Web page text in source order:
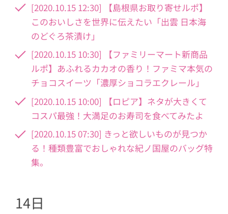
[2020.10.15 12:30] 【島根県お取り寄せルポ】
このおいしさを世界に伝えたい「出雲 日本海
のどぐろ茶漬け」
[2020.10.15 10:30] 【ファミリーマート新商品
ルポ】あふれるカカオの香り！ファミマ本気の
チョコスイーツ「濃厚ショコラエクレール」
[2020.10.15 10:00] 【ロピア】ネタが大きくて
コスパ最強！大満足のお寿司を食べてみたよ
[2020.10.15 07:30] きっと欲しいものが見つか
る！種類豊富でおしゃれな紀ノ国屋のバッグ特
集。
14日